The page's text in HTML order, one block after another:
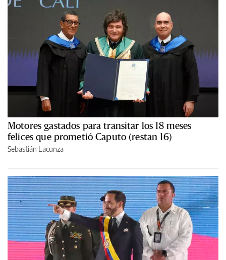
Motores gastados para transitar los 18 meses
felices que prometió Caputo (restan 16)
Sebastián Lacunza